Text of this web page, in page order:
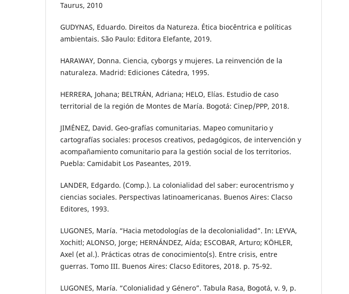
Taurus, 2010
GUDYNAS, Eduardo. Direitos da Natureza. Ética biocêntrica e políticas
ambientais. São Paulo: Editora Elefante, 2019.
HARAWAY, Donna. Ciencia, cyborgs y mujeres. La reinvención de la
naturaleza. Madrid: Ediciones Cátedra, 1995.
HERRERA, Johana; BELTRÁN, Adriana; HELO, Elías. Estudio de caso
territorial de la región de Montes de María. Bogotá: Cinep/PPP, 2018.
JIMÉNEZ, David. Geo-grafías comunitarias. Mapeo comunitario y
cartografías sociales: procesos creativos, pedagógicos, de intervención y
acompañamiento comunitario para la gestión social de los territorios.
Puebla: Camidabit Los Paseantes, 2019.
LANDER, Edgardo. (Comp.). La colonialidad del saber: eurocentrismo y
ciencias sociales. Perspectivas latinoamericanas. Buenos Aires: Clacso
Editores, 1993.
LUGONES, María. “Hacia metodologías de la decolonialidad”. In: LEYVA,
Xochitl; ALONSO, Jorge; HERNÁNDEZ, Aída; ESCOBAR, Arturo; KÖHLER,
Axel (et al.). Prácticas otras de conocimiento(s). Entre crisis, entre
guerras. Tomo III. Buenos Aires: Clacso Editores, 2018. p. 75-92.
LUGONES, María. “Colonialidad y Género”. Tabula Rasa, Bogotá, v. 9, p.